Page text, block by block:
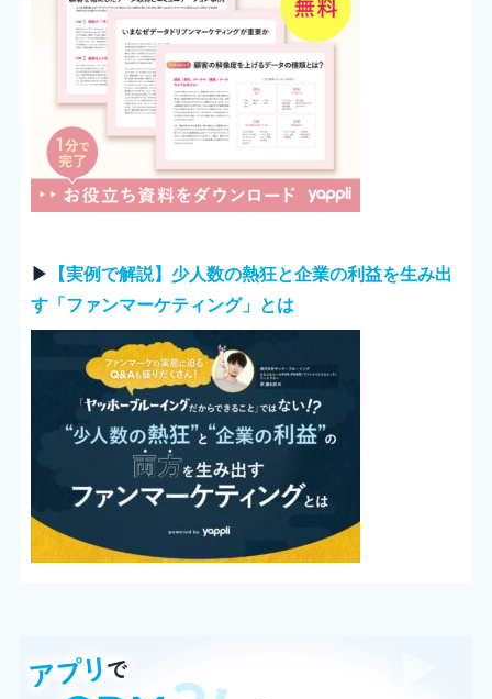
▶︎
【実例で解説】少人数の熱狂と企業の利益を生み出
す「ファンマーケティング」とは